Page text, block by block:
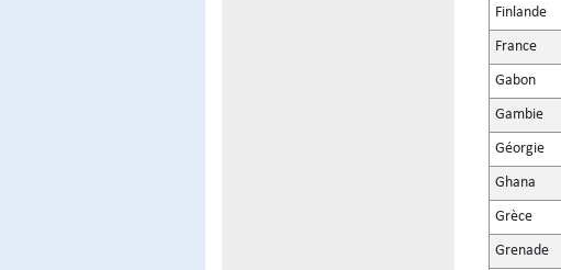
Finlande
France
Gabon
Gambie
Géorgie
Ghana
Grèce
Grenade